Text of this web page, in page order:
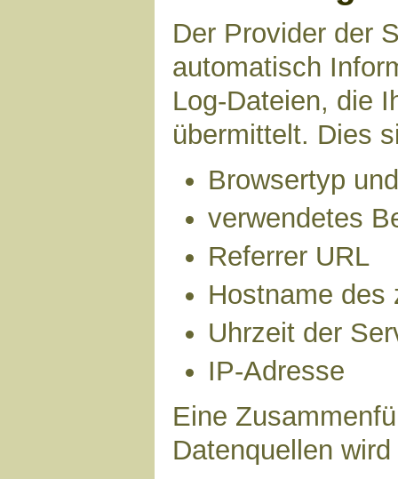
Der Provider der
automatisch
Log-Dateien, die
übermittelt. Dies
Browsertyp
verwendetes
Referrer URL
Hostname des
Uhrzeit der
IP-Adresse
Eine
Datenquellen